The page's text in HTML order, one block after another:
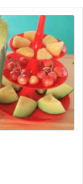

次へ
検索